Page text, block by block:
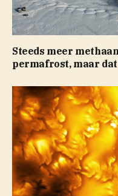
Steeds meer
permafrost, maar